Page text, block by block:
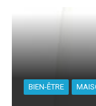
BIEN-ÊTRE